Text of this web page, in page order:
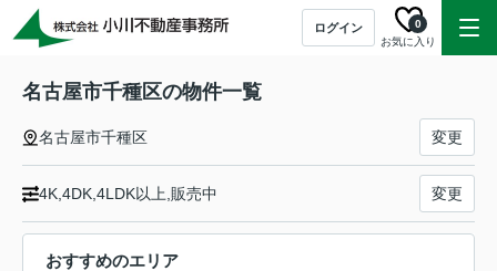
ログイン
お気に入り
0
名古屋市千種区の物件一覧
名古屋市千種区 変更
4K,4DK,4LDK以上,販売中 変更
おすすめのエリア